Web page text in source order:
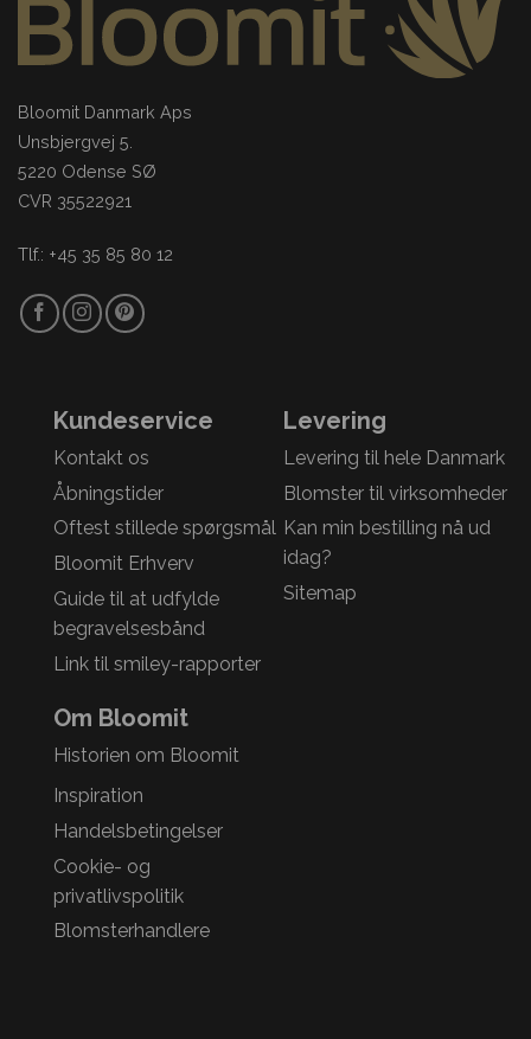
Bloomit Danmark Aps
Unsbjergvej 5.
5220 Odense SØ
CVR 35522921
Tlf.: +45 35 85 80 12
Kundeservice
Kontakt os
Åbningstider
Oftest stillede spørgsmål
Bloomit Erhverv
Guide til at udfylde
begravelsesbånd
Link til smiley-rapporter
Levering
Levering til hele Danmark
Blomster til virksomheder
Kan min bestilling nå ud
idag?
Sitemap
Om Bloomit
Historien om Bloomit
Inspiration
Handelsbetingelser
Cookie- og
privatlivspolitik
Blomsterhandlere